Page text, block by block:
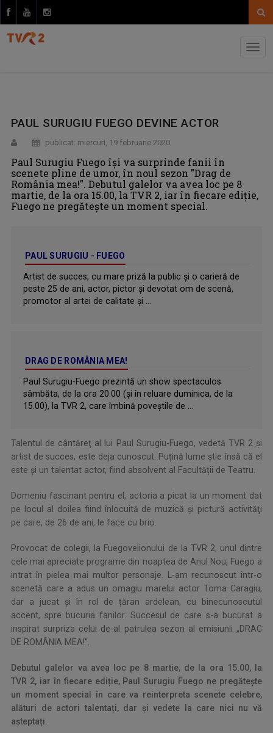
PAUL SURUGIU FUEGO DEVINE ACTOR
publicat: miercuri, 19 februarie 2020
Paul Surugiu Fuego îşi va surprinde fanii în
scenete pline de umor, în noul sezon "Drag de
România mea!". Debutul galelor va avea loc pe 8
martie, de la ora 15.00, la TVR 2, iar în fiecare ediție,
Fuego ne pregăteşte un moment special.
PAUL SURUGIU - FUEGO
Artist de succes, cu mare priză la public și o carieră de
peste 25 de ani, actor, pictor și devotat om de scenă,
promotor al artei de calitate și ...
DRAG DE ROMÂNIA MEA!
Paul Surugiu-Fuego prezintă un show spectaculos
sâmbăta, de la ora 20.00 (şi în reluare duminica, de la
15.00), la TVR 2, care îmbină poveştile de ...
Talentul de cântăreţ al lui Paul Surugiu-Fuego, vedetă TVR 2 și
artist de succes, este deja cunoscut. Puțină lume știe însă că el
este şi un talentat actor, fiind absolvent al Facultății de Teatru.
Domeniu fascinant pentru el, actoria a picat la un moment dat
pe locul al doilea fiind înlocuită de muzică și pictură activităţi
pe care, de 26 de ani, le face cu brio.
Provocat de colegii, la Fuegovelionului de la TVR 2, unul dintre
cele mai apreciate programe din noaptea de Anul Nou, Fuego a
intrat în pielea mai multor personaje. L-am recunoscut într-o
scenetă care a adus un omagiu marelui actor Toma Caragiu,
dar a jucat și în rol de țăran ardelean, cu binecunoscutul
accent, spre bucuria fanilor. Succesul de care s-a bucurat a
inspirat surpriza celui de-al patrulea sezon al emisiunii „DRAG
DE ROMÂNIA MEA!”.
Debutul galelor va avea loc pe 8 martie, de la ora 15.00, la
TVR 2, iar în fiecare ediție, Paul Surugiu Fuego ne pregăteşte
un moment special în care va reinterpreta scenete celebre,
alături de actori talentați, dar şi vedete la care nici nu vă
așteptați.